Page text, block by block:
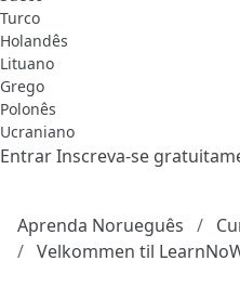
Turco
Holandês
Lituano
Grego
Polonês
Ucraniano
EntrarInscreva-se
Aprenda Norueguês
Velkommen til